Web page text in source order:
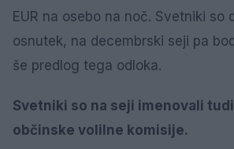
EUR na osebo na noč. Svetniki so
osnutek, na decembrski seji pa
še predlog tega odloka.
Svetniki so na seji imenovali
občinske volilne komisije.